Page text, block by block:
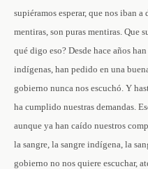
supiéramos esperar, que nos iban
mentiras, son puras mentiras. Que
qué digo eso? Desde hace años
indígenas, han pedido en una
gobierno nunca nos escuchó. Y
ha cumplido nuestras demandas.
aunque ya han caído nuestros
la sangre, la sangre indígena, la
gobierno no nos quiere escuchar,